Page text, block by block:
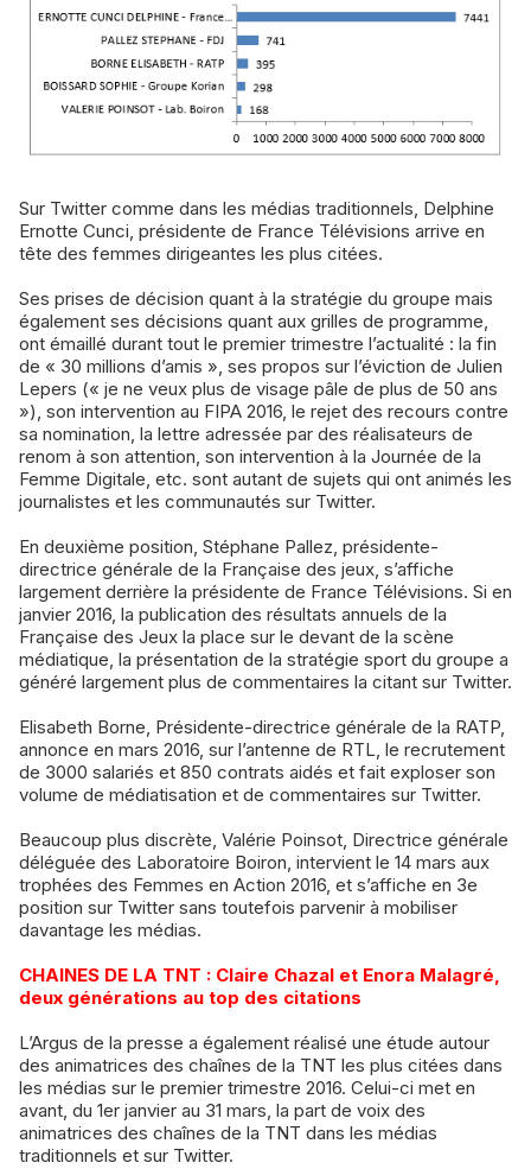
Sur Twitter comme dans les médias traditionnels, Delphine
Ernotte Cunci, présidente de France Télévisions arrive en
tête des femmes dirigeantes les plus citées.
Ses prises de décision quant à la stratégie du groupe mais
également ses décisions quant aux grilles de programme,
ont émaillé durant tout le premier trimestre l’actualité : la fin
de « 30 millions d’amis », ses propos sur l’éviction de Julien
Lepers (« je ne veux plus de visage pâle de plus de 50 ans
»), son intervention au FIPA 2016, le rejet des recours contre
sa nomination, la lettre adressée par des réalisateurs de
renom à son attention, son intervention à la Journée de la
Femme Digitale, etc. sont autant de sujets qui ont animés les
journalistes et les communautés sur Twitter.
En deuxième position, Stéphane Pallez, présidente-
directrice générale de la Française des jeux, s’affiche
largement derrière la présidente de France Télévisions. Si en
janvier 2016, la publication des résultats annuels de la
Française des Jeux la place sur le devant de la scène
médiatique, la présentation de la stratégie sport du groupe a
généré largement plus de commentaires la citant sur Twitter.
Elisabeth Borne, Présidente-directrice générale de la RATP,
annonce en mars 2016, sur l’antenne de RTL, le recrutement
de 3000 salariés et 850 contrats aidés et fait exploser son
volume de médiatisation et de commentaires sur Twitter.
Beaucoup plus discrète, Valérie Poinsot, Directrice générale
déléguée des Laboratoire Boiron, intervient le 14 mars aux
trophées des Femmes en Action 2016, et s’affiche en 3e
position sur Twitter sans toutefois parvenir à mobiliser
davantage les médias.
CHAINES DE LA TNT : Claire Chazal et Enora Malagré,
deux générations au top des citations
L’Argus de la presse a également réalisé une étude autour
des animatrices des chaînes de la TNT les plus citées dans
les médias sur le premier trimestre 2016. Celui-ci met en
avant, du 1er janvier au 31 mars, la part de voix des
animatrices des chaînes de la TNT dans les médias
traditionnels et sur Twitter.